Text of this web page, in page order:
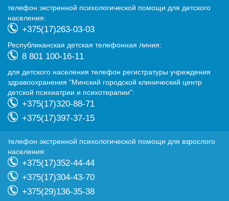
телефон экстренной психологической помощи для детского
населения:
+375(17)263-03-03
Республиканская детская телефонная линия:
8 801 100-16-11
для детского населения телефон регистратуры учреждения
здравоохранения "Минский городской клинический центр
детской психиатрии и психотерапии":
+375(17)320-88-71
+375(17)397-37-15
телефон экстренной психологической помощи для взрослого
населения:
+375(17)352-44-44
+375(17)304-43-70
+375(29)136-35-38